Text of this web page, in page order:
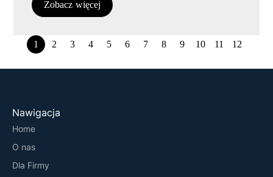
Zobacz więcej
1 2 3 4 5 6 7 8 9 10 11 12
Nawigacja
Home
O nas
Dla Firmy